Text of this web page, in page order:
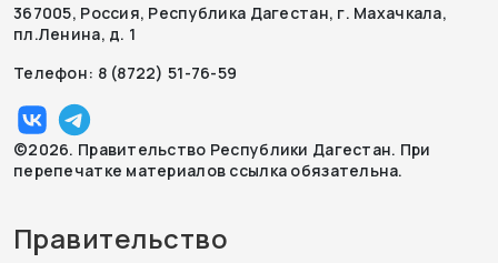
367005, Россия, Республика Дагестан, г. Махачкала,
пл.Ленина, д. 1
Телефон: 8 (8722) 51-76-59
©2026. Правительство Республики Дагестан. При
перепечатке материалов ссылка обязательна.
Правительство